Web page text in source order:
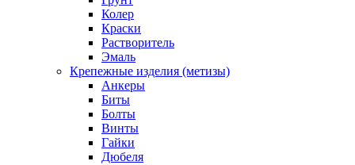
Колер
Краски
Растворитель
Эмаль
Крепежные изделия (метизы)
Анкеры
Биты
Болты
Винты
Гайки
Дюбеля